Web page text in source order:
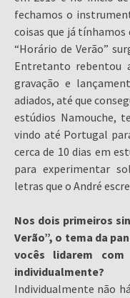
fechamos o
coisas que já tínhamos
“Horário de Verão”
Entretanto rebentou
gravação e
adiados, até que
estúdios Namouche,
vindo até Portugal
cerca de 10 dias em
para experimentar
letras que o André
Nos dois primeiros
Verão”, o tema da
vocês lidarem
individualmente?
Individualmente não